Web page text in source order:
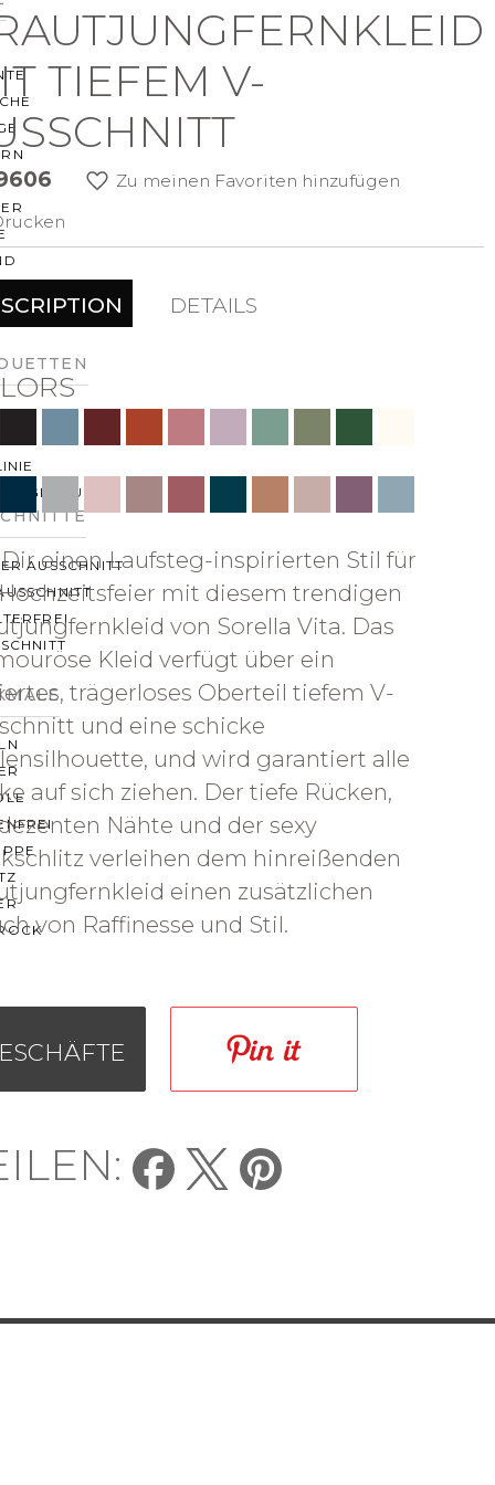
AUSSCHNITT
TIEFEM V-
Zu meinen Favoriten hinzufügen
DETAILS
einen Laufsteg-inspirierten Stil für
mit diesem trendigen
von Sorella Vita. Das
Kleid verfügt über ein
trägerloses Oberteil tiefem V-
und eine schicke
und wird garantiert alle
auf sich ziehen. Der tiefe Rücken,
Nähte und der sexy
verleihen dem hinreißenden
einen zusätzlichen
von Raffinesse und Stil.